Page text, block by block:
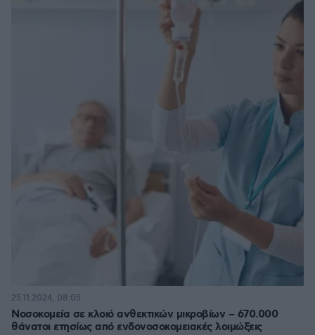
Νοσοκομεία σε κλοιό ανθεκτικών μικροβίων – 670.000
θάνατοι ετησίως από ενδονοσοκομειακές λοιμώξεις
25.11.2024, 08:05